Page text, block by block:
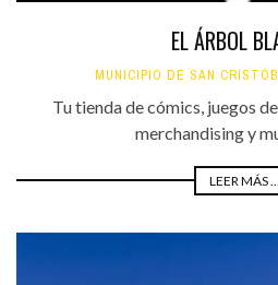
EL ÁRBOL
MUNICIPIO DE SAN
Tu tienda de cómics, juegos
merchandising y
LEER MÁS ...